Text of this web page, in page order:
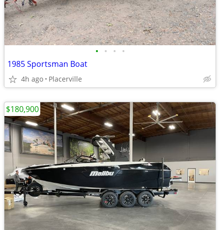
• • • •
1985 Sportsman Boat
4h ago Placerville
$180,900